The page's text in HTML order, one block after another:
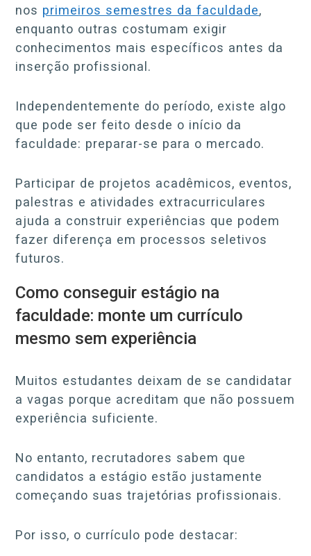
nos primeiros semestres da faculdade,
enquanto outras costumam exigir
conhecimentos mais específicos antes da
inserção profissional.
Independentemente do período, existe algo
que pode ser feito desde o início da
faculdade: preparar-se para o mercado.
Participar de projetos acadêmicos, eventos,
palestras e atividades extracurriculares
ajuda a construir experiências que podem
fazer diferença em processos seletivos
futuros.
Como conseguir estágio na
faculdade: monte um currículo
mesmo sem experiência
Muitos estudantes deixam de se candidatar
a vagas porque acreditam que não possuem
experiência suficiente.
No entanto, recrutadores sabem que
candidatos a estágio estão justamente
começando suas trajetórias profissionais.
Por isso, o currículo pode destacar: